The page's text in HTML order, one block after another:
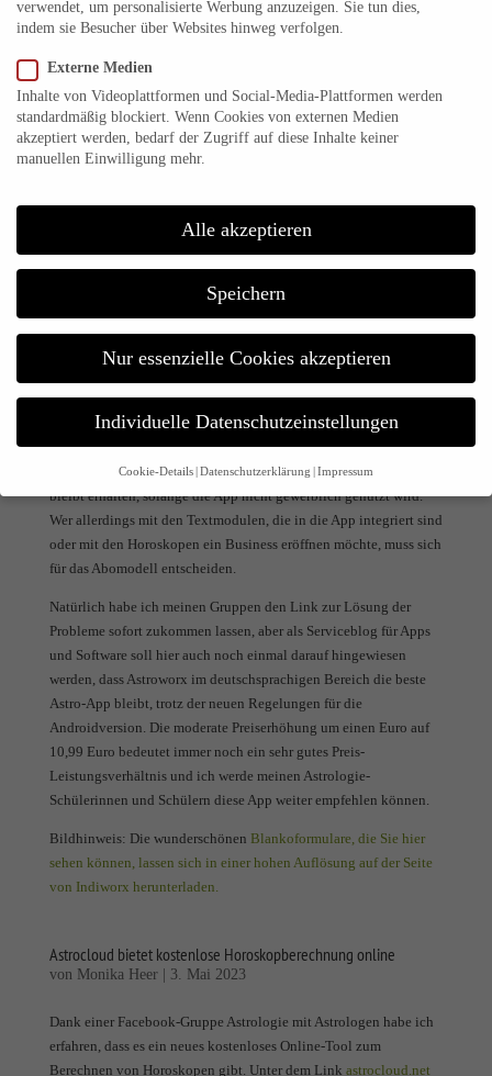
mit den verlorenen Daten zu kümmern, zumal ich Astroworx
oder Smartphones nutze. Doch für iPhones und iPads gab es kein
Des Rätsels Lösung war dann ganz einfach. Denn auf der Suche
auf den Markt brachte, fand ich nicht nurausführliche
Supporthinweise, sondern auch Erklärungen, warum Android-
Nutzer die App zukünftig nur noch mit einem angemeldeten
Account nutzen können. Und besonders wichtig: der faire Preis
bleibt erhalten, solange die App nicht gewerblich genutzt wird.
Wer allerdings mit den Textmodulen, die in die App integriert sind
oder mit den Horoskopen ein Business eröffnen möchte, muss sich
für das Abomodell entscheiden.
Natürlich habe ich meinen Gruppen den Link zur Lösung der
Probleme sofort zukommen lassen, aber als Serviceblog für Apps
und Software soll hier auch noch einmal darauf hingewiesen
werden, dass Astroworx im deutschsprachigen Bereich die beste
Astro-App bleibt, trotz der neuen Regelungen für die
Androidversion. Die moderate Preiserhöhung um einen Euro auf
10,99 Euro bedeutet immer noch ein sehr gutes Preis-
Leistungsverhältnis und ich werde meinen Astrologie-
Schülerinnen und Schülern diese App weiter empfehlen können.
Bildhinweis: Die wunderschönen Blankoformulare, die Sie hier
sehen können, lassen sich in einer hohen Auflösung auf der Seite
von Indiworx herunterladen.
Astrocloud bietet kostenlose Horoskopberechnung online
von Monika Heer| 3. Mai 2023
Dank einer Facebook-Gruppe Astrologie mit Astrologen habe ich
erfahren, dass es ein neues kostenloses Online-Tool zum
Berechnen von Horoskopen gibt. Unter dem Link astrocloud.net
verwendet, um personalisierte Werbung anzuzeigen. Sie tun dies,
indem sie Besucher über Websites hinweg verfolgen.
Externe Medien
Inhalte von Videoplattformen und Social-Media-Plattformen werden
standardmäßig blockiert. Wenn Cookies von externen Medien
akzeptiert werden, bedarf der Zugriff auf diese Inhalte keiner
manuellen Einwilligung mehr.
Alle akzeptieren
Speichern
Nur essenzielle Cookies akzeptieren
Individuelle Datenschutzeinstellungen
Cookie-Details Datenschutzerklärung Impressum
Datenschutzeinstellungen
Wenn Sie unter 16 Jahre alt sind und Ihre Zustimmung zu freiwilligen
Diensten geben möchten, müssen Sie Ihre Erziehungsberechtigten um
Erlaubnis bitten.
Wir verwenden Cookies und andere Technologien auf unserer Website.
Einige von ihnen sind essenziell, während andere uns helfen, diese
Website und Ihre Erfahrung zu verbessern.
Personenbezogene Daten
können verarbeitet werden (z. B. IP-Adressen), z. B. für personalisierte
Anzeigen und Inhalte oder Anzeigen- und Inhaltsmessung. Weitere
Informationen über die Verwendung Ihrer Daten finden Sie in unserer
Datenschutzerklärung .
Hier finden Sie eine Übersicht über alle verwendeten Cookies. Sie
können Ihre Einwilligung zu ganzen Kategorien geben oder sich weitere
Informationen anzeigen lassen und so nur bestimmte Cookies auswählen.
Nur essenzielle Cookies akzeptieren
Datenschutzeinstellungen
Essenziell (1)
einwandfreie Funktion der Website erforderlich.